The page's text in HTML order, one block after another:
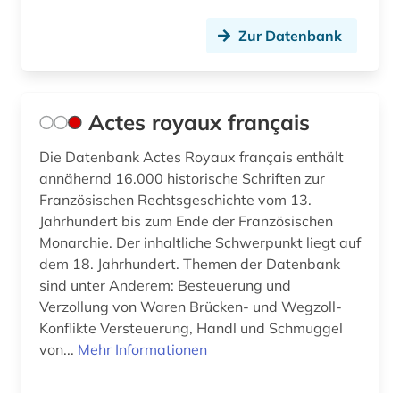
bundesfinanzverwaltung (1)
bundesgericht (2)
bundesgerichtshof (8)
bundesgesetz (1)
bundesgesetzblatt (1)
bundesgesetzblatt teil i (1)
Zur Datenbank
Actes royaux français
Die Datenbank Actes Royaux français enthält
annähernd 16.000 historische Schriften zur
Französischen Rechtsgeschichte vom 13.
Jahrhundert bis zum Ende der Französischen
Monarchie. Der inhaltliche Schwerpunkt liegt auf
dem 18. Jahrhundert. Themen der Datenbank
sind unter Anderem: Besteuerung und
Verzollung von Waren Brücken- und Wegzoll-
Konflikte Versteuerung, Handl und Schmuggel
von... Mehr Informationen